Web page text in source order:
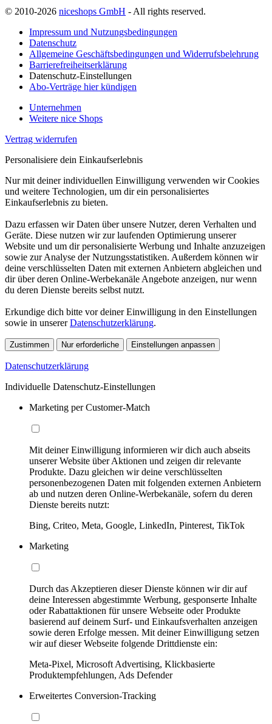
© 2010-2026 niceshops GmbH - All rights reserved.
Impressum und Nutzungsbedingungen
Datenschutz
Allgemeine Geschäftsbedingungen und Widerrufsbelehrung
Barrierefreiheitserklärung
Datenschutz-Einstellungen
Abo-Verträge hier kündigen
Unternehmen
Weitere nice Shops
Vertrag widerrufen
Personalisiere dein Einkaufserlebnis
Nur mit deiner individuellen Einwilligung verwenden wir Cookies
und weitere Technologien, um dir ein personalisiertes
Einkaufserlebnis zu bieten.
Dazu erfassen wir Daten über unsere Nutzer, deren Verhalten und
Geräte. Diese nutzen wir zur laufenden Optimierung unserer
Website und um dir personalisierte Werbung und Inhalte anzuzeigen
sowie zur Analyse der Nutzungsstatistiken. Außerdem können wir
deine verschlüsselten Daten mit externen Anbietern abgleichen und
dir über deren Online-Werbekanäle Angebote anzeigen, nur wenn
du deren Dienste bereits selbst nutzt.
Erkundige dich bitte vor deiner Einwilligung in den Einstellungen
sowie in unsererDatenschutzerklärung.
Zustimmen Nur erforderliche Einstellungen anpassen
Datenschutzerklärung
Individuelle Datenschutz-Einstellungen
Marketing per Customer-Match
Mit deiner Einwilligung informieren wir dich auch abseits
unserer Website über Aktionen und zeigen dir relevante
Produkte. Dazu gleichen wir deine verschlüsselten
personenbezogenen Daten mit folgenden externen Anbietern
ab und nutzen deren Online-Werbekanäle, sofern du deren
Dienste bereits nutzt:
Bing, Criteo, Meta, Google, LinkedIn, Pinterest, TikTok
Marketing
Durch das Akzeptieren dieser Dienste können wir dir auf
deine Interessen abgestimmte Werbung, gesponserte Inhalte
oder Rabattaktionen für unsere Webseite oder Produkte
basierend auf deinem Surf- und Einkaufsverhalten anzeigen
sowie deren Erfolge messen. Mit deiner Einwilligung setzen
wir auf dieser Webseite folgende Drittdienste ein:
Meta-Pixel, Microsoft Advertising, Klickbasierte
Produktempfehlungen, Ads Defender
Erweitertes Conversion-Tracking